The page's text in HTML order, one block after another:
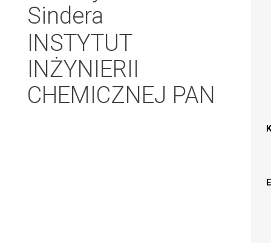
Sindera
INSTYTUT
INŻYNIERII
CHEMICZNEJ PAN